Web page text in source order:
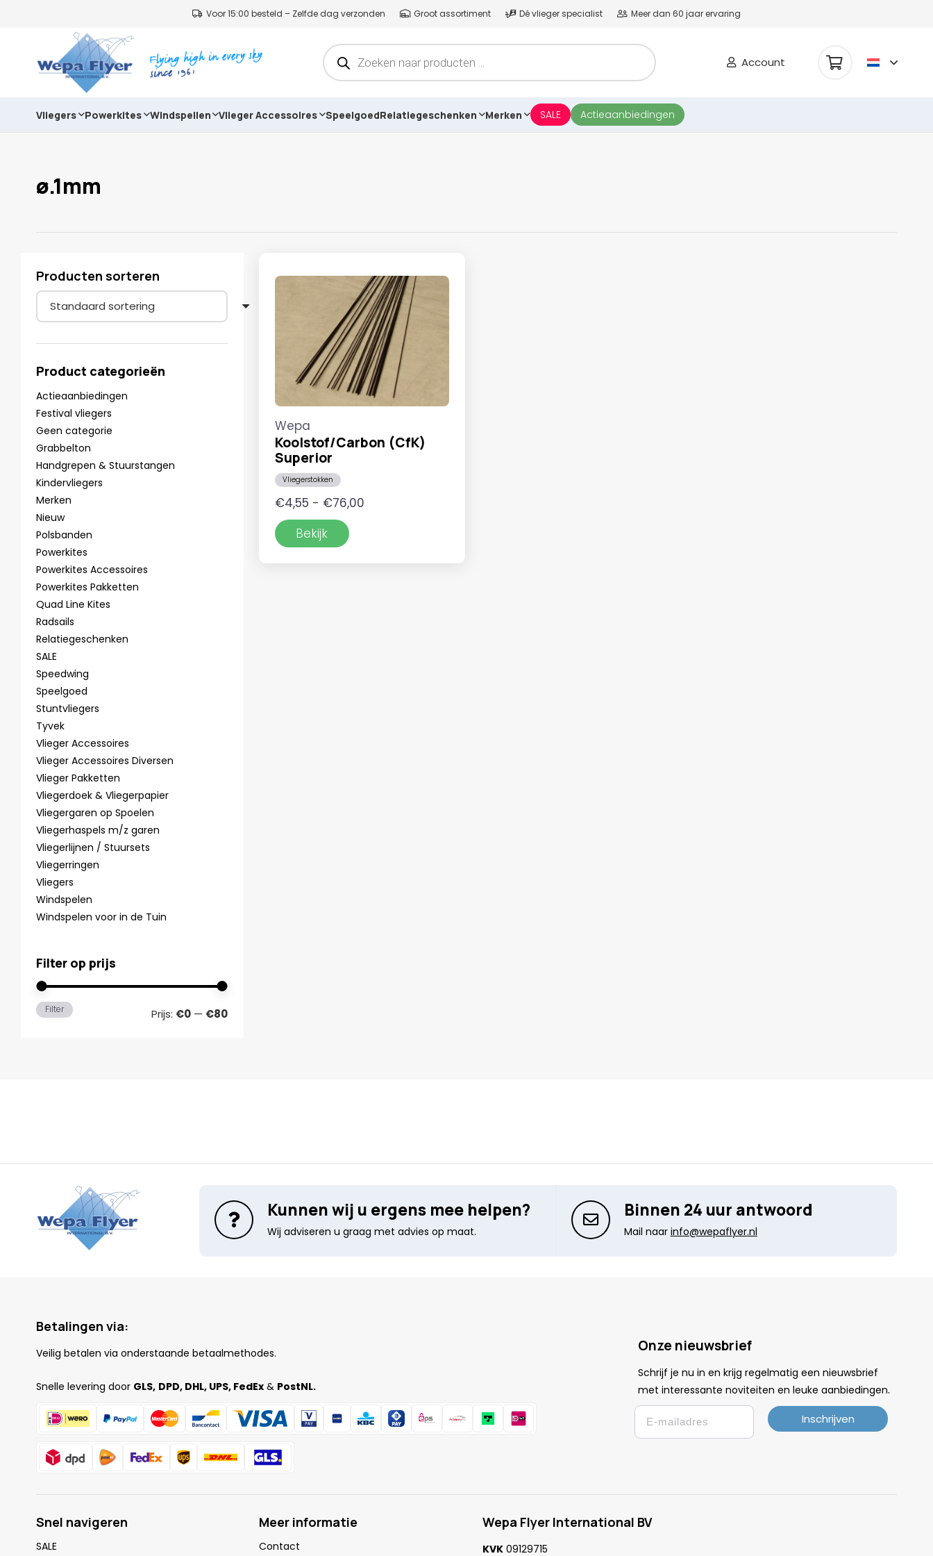
Voor 15:00 besteld – Zelfde dag verzonden Groot assortiment Dé vlieger specialist Meer dan 60 jaar ervaring
Producten
zoeken Account
Vliegers Powerkites Windspellen Vlieger Accessoires SpeelgoedRelatiegeschenken Merken SALE Actieaanbiedingen
ø.1mm
Producten sorteren
Product categorieën
Actieaanbiedingen
Festival vliegers
Geen categorie
Grabbelton
Handgrepen & Stuurstangen
Kindervliegers
Merken
Nieuw
Polsbanden
Powerkites
Powerkites Accessoires
Powerkites Pakketten
Quad Line Kites
Radsails
Relatiegeschenken
SALE
Speedwing
Speelgoed
Stuntvliegers
Tyvek
Vlieger Accessoires
Vlieger Accessoires Diversen
Vlieger Pakketten
Vliegerdoek & Vliegerpapier
Vliegergaren op Spoelen
Vliegerhaspels m/z garen
Vliegerlijnen / Stuursets
Vliegerringen
Vliegers
Windspelen
Windspelen voor in de Tuin
Filter op prijs
Min.
Max.
Filter Prijs: €0 — €80
Wepa
Koolstof/Carbon (CfK)
Superior
Vliegerstokken
€4,55 - €76,00Prijsklasse:
Bekijk
Kunnen wij u ergens mee helpen?
Wij adviseren u graag met advies op maat.
Binnen 24 uur antwoord
Mail naar info@wepaflyer.nl
Betalingen via:
Veilig betalen via onderstaande betaalmethodes.
Snelle levering door GLS, DPD, DHL, UPS, FedEx & PostNL.
Onze nieuwsbrief
Schrijf je nu in en krijg regelmatig een nieuwsbrief
met interessante noviteiten en leuke aanbiedingen.
Email
Inschrijven
Snel navigeren
SALE
Meer informatie
Contact
Wepa Flyer International BV
KVK09129715